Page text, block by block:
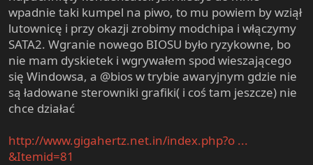
wpadnie taki kumpel na piwo, to mu powiem by wziął
lutownicę i przy okazji zrobimy modchipa i włączymy
SATA2. Wgranie nowego BIOSU było ryzykowne, bo
nie mam dyskietek i wgrywałem spod wieszającego
się Windowsa, a @bios w trybie awaryjnym gdzie nie
są ładowane sterowniki grafiki( i coś tam jeszcze) nie
chce działać
http://www.gigahertz.net.in/index.php?o ...
&Itemid=81